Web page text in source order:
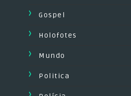
Gospel
Holofotes
Mundo
Politica